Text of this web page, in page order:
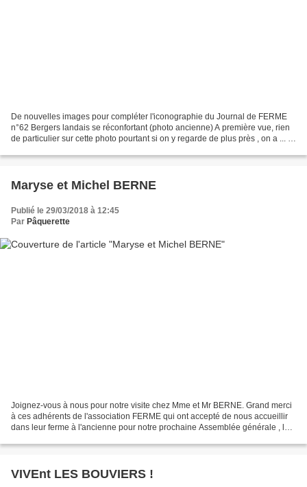
De nouvelles images pour compléter l'iconographie du Journal de FERME
n°62 Bergers landais se réconfortant (photo ancienne) A première vue, rien
de particulier sur cette photo pourtant si on y regarde de plus près , on a ... …
Maryse et Michel BERNE
Publié le 29/03/2018 à 12:45
Par Pâquerette
Joignez-vous à nous pour notre visite chez Mme et Mr BERNE. Grand merci
à ces adhérents de l'association FERME qui ont accepté de nous accueillir
dans leur ferme à l'ancienne pour notre prochaine Assemblée générale , le
VIVEnt LES BOUVIERS !